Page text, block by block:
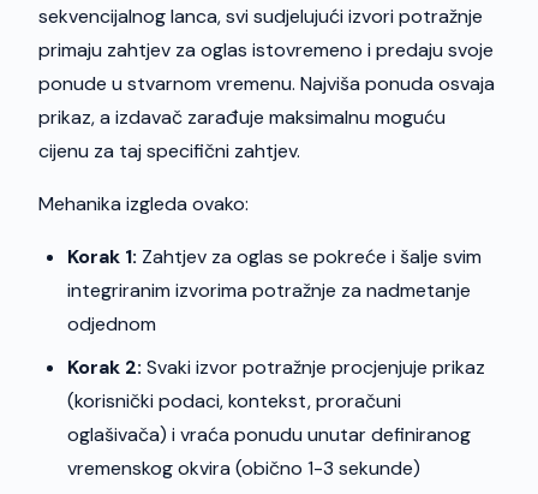
sekvencijalnog lanca, svi sudjelujući izvori potražnje
primaju zahtjev za oglas istovremeno i predaju svoje
ponude u stvarnom vremenu. Najviša ponuda osvaja
prikaz, a izdavač zarađuje maksimalnu moguću
cijenu za taj specifični zahtjev.
Mehanika izgleda ovako:
Korak 1: Zahtjev za oglas se pokreće i šalje svim
integriranim izvorima potražnje za nadmetanje
odjednom
Korak 2: Svaki izvor potražnje procjenjuje prikaz
(korisnički podaci, kontekst, proračuni
oglašivača) i vraća ponudu unutar definiranog
vremenskog okvira (obično 1-3 sekunde)